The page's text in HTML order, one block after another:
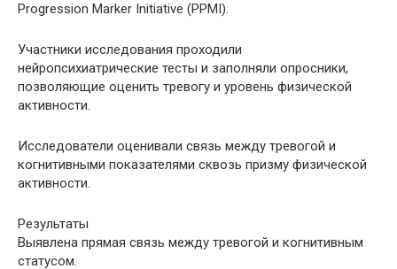
Progression Marker Initiative (PPMI).
Участники исследования проходили
нейропсихиатрические тесты и заполняли опросники,
позволяющие оценить тревогу и уровень физической
активности.
Исследователи оценивали связь между тревогой и
когнитивными показателями сквозь призму физической
активности.
Результаты
Выявлена прямая связь между тревогой и когнитивным
статусом.